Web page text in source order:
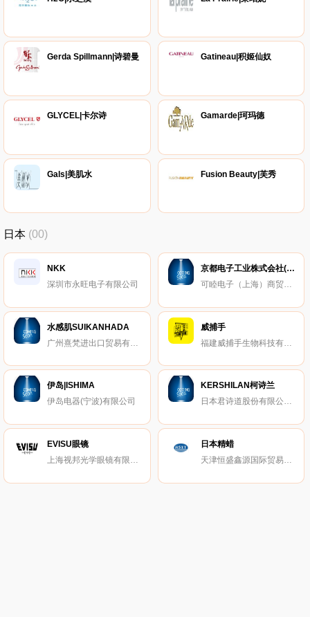
Gerda Spillmann|诗碧曼 Gatineau|积姬仙奴
GLYCEL|卡尔诗 Gamarde|珂玛德
Gals|美肌水 Fusion Beauty|芙秀
日本 (00)
NKK
深圳市永旺电子有限公司
京都电子工业株式会社(KEM)
可睦电子（上海）商贸有限公司
水感肌SUIKANHADA
广州熹梵进出口贸易有限公司
威捕手
伊岛|ISHIMA
伊岛电器(宁波)有限公司
KERSHILAN柯诗兰
日本君诗道股份有限公司（株式会社）
EVISU眼镜
上海视邦光学眼镜有限公司
日本精蜡
天津恒盛鑫源国际贸易有限公司